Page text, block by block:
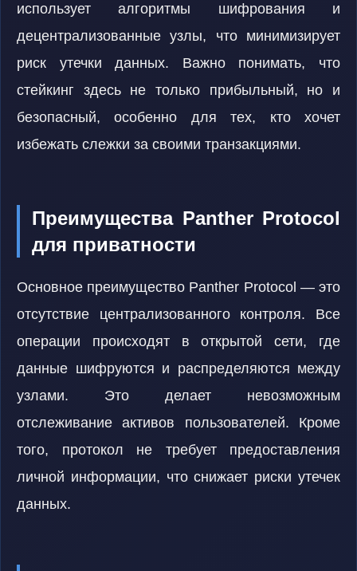
использует алгоритмы шифрования и
децентрализованные узлы, что минимизирует
риск утечки данных. Важно понимать, что
стейкинг здесь не только прибыльный, но и
безопасный, особенно для тех, кто хочет
избежать слежки за своими транзакциями.
Преимущества Panther Protocol
для приватности
Основное преимущество Panther Protocol — это
отсутствие централизованного контроля. Все
операции происходят в открытой сети, где
данные шифруются и распределяются между
узлами. Это делает невозможным
отслеживание активов пользователей. Кроме
того, протокол не требует предоставления
личной информации, что снижает риски утечек
данных.